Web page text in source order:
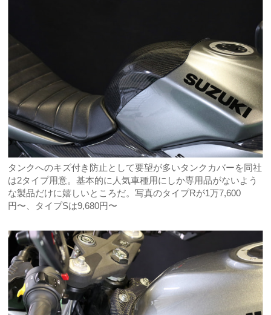
タンクへのキズ付き防止として要望が多いタンクカバーを同社
は2タイプ用意。基本的に人気車種用にしか専用品がないよう
な製品だけに嬉しいところだ。写真のタイプRが1万7,600
円〜、タイプSは9,680円〜